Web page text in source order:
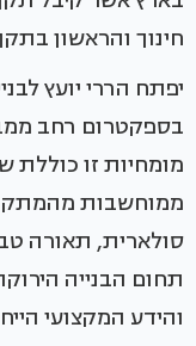
חינוך והראשון
יפתח הררי יועץ
בספקטרום רחב
מומחיות זו כוללת
ממוחשבות
תחום הבנייה
והידע המקצועי